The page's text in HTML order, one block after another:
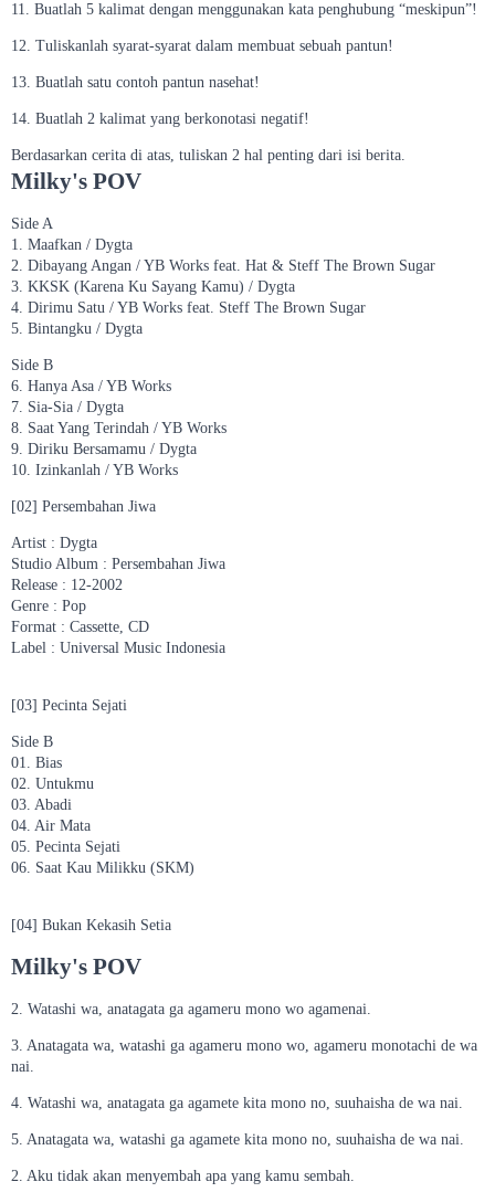
11. Buatlah 5 kalimat dengan menggunakan kata penghubung “meskipun”!
12. Tuliskanlah syarat-syarat dalam membuat sebuah pantun!
13. Buatlah satu contoh pantun nasehat!
14. Buatlah 2 kalimat yang berkonotasi negatif!
Berdasarkan cerita di atas, tuliskan 2 hal penting dari isi berita.
Milky's POV
Side A
1. Maafkan / Dygta
2. Dibayang Angan / YB Works feat. Hat & Steff The Brown Sugar
3. KKSK (Karena Ku Sayang Kamu) / Dygta
4. Dirimu Satu / YB Works feat. Steff The Brown Sugar
5. Bintangku / Dygta
Side B
6. Hanya Asa / YB Works
7. Sia-Sia / Dygta
8. Saat Yang Terindah / YB Works
9. Diriku Bersamamu / Dygta
10. Izinkanlah / YB Works
[02] Persembahan Jiwa
Artist : Dygta
Studio Album : Persembahan Jiwa
Release : 12-2002
Genre : Pop
Format : Cassette, CD
Label : Universal Music Indonesia
[03] Pecinta Sejati
Side B
01. Bias
02. Untukmu
03. Abadi
04. Air Mata
05. Pecinta Sejati
06. Saat Kau Milikku (SKM)
[04] Bukan Kekasih Setia
Milky's POV
2. Watashi wa, anatagata ga agameru mono wo agamenai.
3. Anatagata wa, watashi ga agameru mono wo, agameru monotachi de wa
nai.
4. Watashi wa, anatagata ga agamete kita mono no, suuhaisha de wa nai.
5. Anatagata wa, watashi ga agamete kita mono no, suuhaisha de wa nai.
2. Aku tidak akan menyembah apa yang kamu sembah.